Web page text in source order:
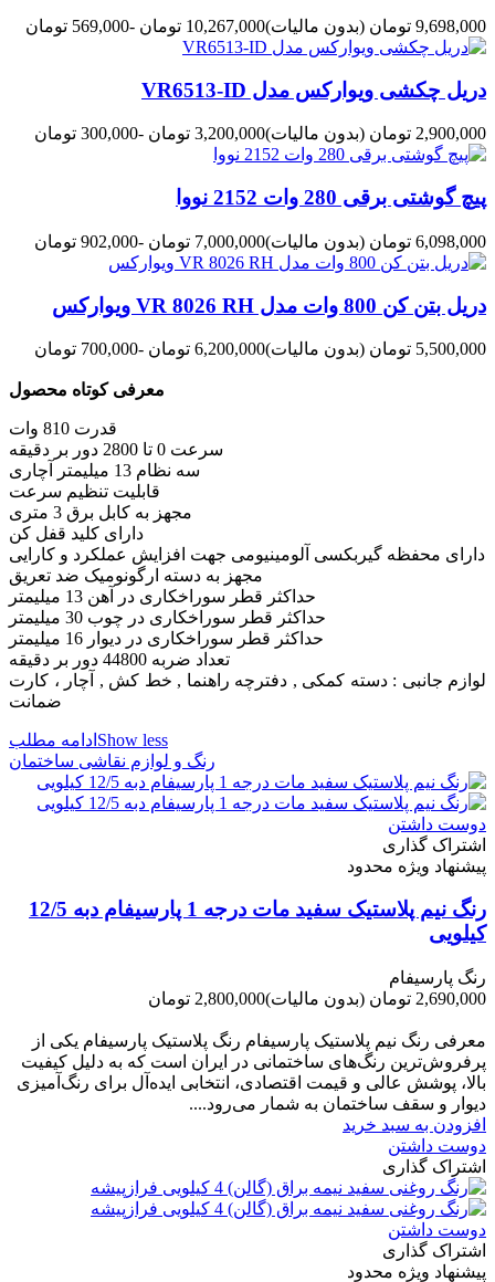
9,698,000 تومان (بدون مالیات)10,267,000 تومان -569,000 تومان
دریل چکشی ویوارکس مدل VR6513-ID
2,900,000 تومان (بدون مالیات)3,200,000 تومان -300,000 تومان
پیچ گوشتی برقی 280 وات 2152 نووا
6,098,000 تومان (بدون مالیات)7,000,000 تومان -902,000 تومان
دریل بتن کن 800 وات مدل VR 8026 RH ویوارکس
5,500,000 تومان (بدون مالیات)6,200,000 تومان -700,000 تومان
معرفی کوتاه محصول
قدرت 810 وات
سرعت 0 تا 2800 دور بر دقیقه
سه نظام 13 میلیمتر آچاری
قابلیت تنظیم سرعت
مجهز به کابل برق 3 متری
دارای کلید قفل کن
دارای محفظه گیربکسی آلومینیومی جهت افزایش عملکرد و کارایی
مجهز به دسته ارگونومیک ضد تعریق
حداکثر قطر سوراخکاری در آهن 13 میلیمتر
حداکثر قطر سوراخکاری در چوب 30 میلیمتر
حداکثر قطر سوراخکاری در دیوار 16 میلیمتر
تعداد ضربه 44800 دور بر دقیقه
لوازم جانبی : دسته کمکی , دفترچه‌ راهنما , خط کش , آچار ، کارت
ضمانت
ادامه مطلب Show less
رنگ و لوازم نقاشی ساختمان
دوست داشتن
اشتراک گذاری
پیشنهاد ویژه محدود
رنگ نیم پلاستیک سفید مات درجه 1 پارسیفام دبه 12/5
کیلویی
رنگ پارسیفام
2,690,000 تومان
(بدون مالیات)2,800,000 تومان
معرفی رنگ نیم پلاستیک پارسیفام رنگ پلاستیک پارسیفام یکی از
پرفروش‌ترین رنگ‌های ساختمانی در ایران است که به دلیل کیفیت
بالا، پوشش عالی و قیمت اقتصادی، انتخابی ایده‌آل برای رنگ‌آمیزی
دیوار و سقف ساختمان به شمار می‌رود....
افزودن به سبد خرید
دوست داشتن
اشتراک گذاری
دوست داشتن
اشتراک گذاری
پیشنهاد ویژه محدود